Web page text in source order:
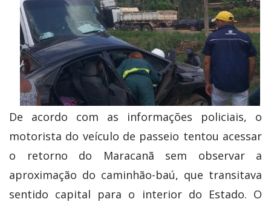
De acordo com as informações policiais, o
motorista do veículo de passeio tentou acessar
o retorno do Maracanã sem observar a
aproximação do caminhão-baú, que transitava
sentido capital para o interior do Estado. O